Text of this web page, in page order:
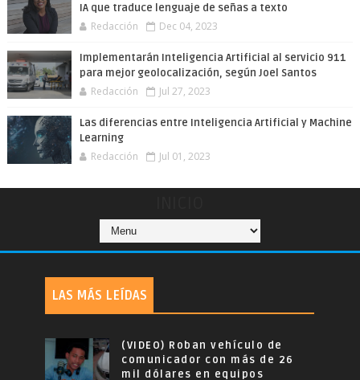
IA que traduce lenguaje de señas a texto
Redacción Dec 04, 2023
Implementarán Inteligencia Artificial al servicio 911
para mejor geolocalización, según Joel Santos
Redacción Jul 27, 2023
Las diferencias entre Inteligencia Artificial y Machine
Learning
Redacción Jul 01, 2023
LAS MÁS LEÍDAS
(VIDEO) Roban vehículo de
comunicador con más de 26
mil dólares en equipos